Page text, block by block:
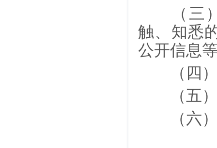
（三）
触、知悉
公开信息
（四）
（五）
（六）